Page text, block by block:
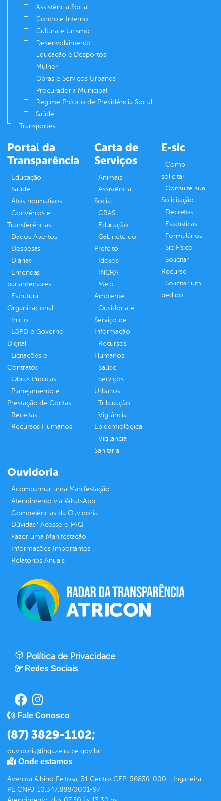
Assistência Social
Controle Interno
Cultura e turismo
Desenvolvimento
Educação e Desportos
Mulher
Obras e Serviços Urbanos
Procuradoria Municipal
Regime Próprio de Previdência Social
Saúde
Transportes
Portal da
Transparência
Educação
Saúde
Atos normativos
Convênios e
Transferências
Dados Abertos
Despesas
Diárias
Emendas
parlamentares
Estrutura
Organizacional
Inicio
LGPD e Governo
Digital
Licitações e
Contratos
Obras Públicas
Planejamento e
Prestação de Contas
Receitas
Recursos Humanos
Carta de
Serviços
Animais
Assistência
Social
CRAS
Educação
Gabinete do
Prefeito
Idosos
INCRA
Meio
Ambiente
Ouvidoria e
Serviço de
Informação
Recursos
Humanos
Saúde
Serviços
Urbanos
Tributação
Vigilância
Epidemiológica
Vigilância
Sanitária
E-sic
Como
solicitar
Consulte sua
Solicitação
Decretos
Estatísticas
Formulários
Sic Físico
Solicitar
Recurso
Solicitar um
pedido
Ouvidoria
Acompanhar uma Manifestação
Atendimento via WhatsApp
Competências da Ouvidoria
Dúvidas? Acesse o FAQ
Fazer uma Manifestação
Informações Importantes
Relatórios Anuais
Política de Privacidade
Redes Sociais
Fale Conosco
(87) 3829-1102;
ouvidoria@ingazeira.pe.gov.br
Onde estamos
Avenida Albino Feitosa, 31 Centro CEP: 56830-000 - Ingazeira -
PE CNPJ: 10.347.888/0001-97